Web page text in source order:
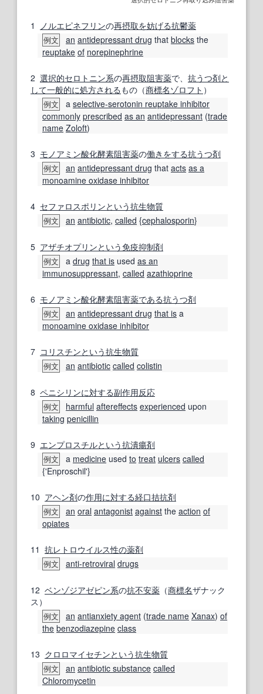
1 ノルエピネフリンの再摂取を妨げる抗鬱薬
例文 an antidepressant drug that blocks the
reuptake of norepinephrine
2 選択的セロトニン系の再摂取阻害薬で、 抗うつ剤と
して一般的に処方される もの（商標名ゾロフト ）
例文 a selective-serotonin reuptake inhibitor
commonly prescribed as an antidepressant (trade
name Zoloft)
3 モノアミン酸化酵素阻害薬の働き をする抗うつ剤
例文 an antidepressant drug that acts as a
monoamine oxidase inhibitor
4 セファロスポリンという抗生物質
例文 an antibiotic, called {cephalosporin}
5 アザチオプリンという免疫抑制剤
例文 a drug that is used as an
immunosuppressant, called azathioprine
6 モノアミン酸化酵素阻害薬である抗うつ剤
例文 an antidepressant drug that is a
monoamine oxidase inhibitor
7 コリスチンという抗生物質
例文 an antibiotic called colistin
8 ペニシリンに対する副作用反応
例文 harmful aftereffects experienced upon
taking penicillin
9 エンプロスチルという抗潰瘍剤
例文 a medicine used to treat ulcers called
{'Enproschil'}
10 アヘン剤の作用に対する経口拮抗剤
例文 an oral antagonist against the action of
opiates
11 抗レトロウイルス性の薬剤
例文 anti-retroviral drugs
12 ベンゾジアゼピン系の抗不安薬 （商標名ザナック
ス）
例文 an antianxiety agent (trade name Xanax) of
the benzodiazepine class
13 クロロマイセチンという抗生物質
例文 an antibiotic substance called
Chloromycetin